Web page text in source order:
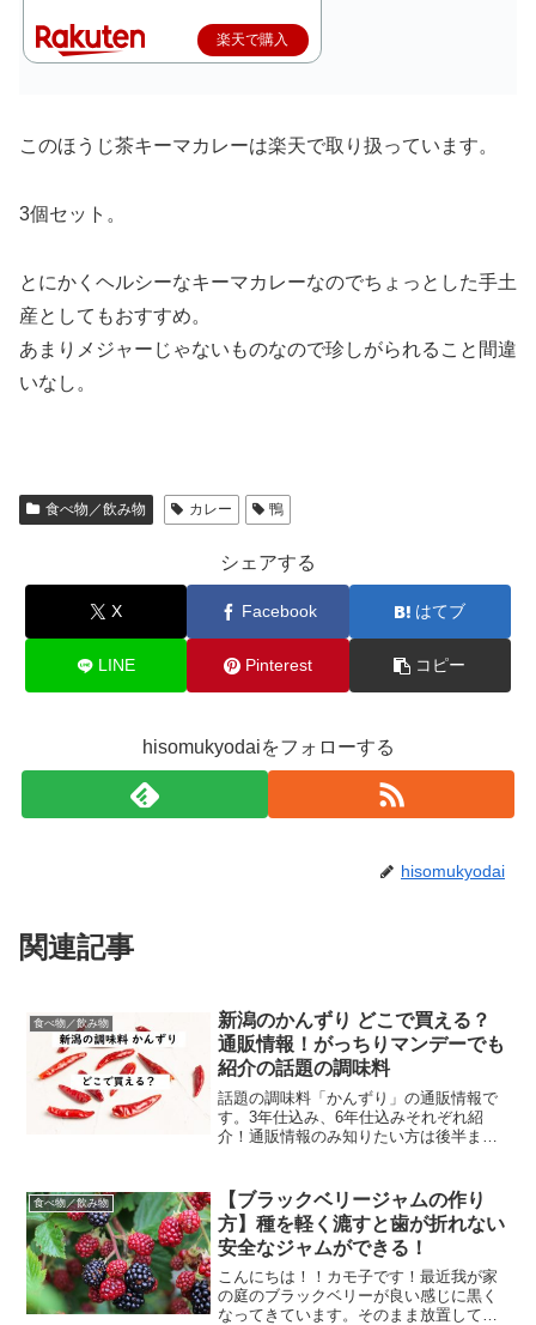
楽天で購入
このほうじ茶キーマカレーは楽天で取り扱っています。
3個セット。
とにかくヘルシーなキーマカレーなのでちょっとした手土
産としてもおすすめ。
あまりメジャーじゃないものなので珍しがられること間違
いなし。
食べ物／飲み物 カレー 鴨
シェアする
X Facebook はてブ
LINE Pinterest コピー
hisomukyodaiをフォローする
hisomukyodai
関連記事
食べ物／飲み物
新潟のかんずり どこで買える？
通販情報！がっちりマンデーでも
紹介の話題の調味料
話題の調味料「かんずり」の通販情報で
す。3年仕込み、6年仕込みそれぞれ紹
介！通販情報のみ知りたい方は後半まで
味料 かんずりとは？新潟名産かんずり ３
年熟成品 (1本 7...
食べ物／飲み物
【ブラックベリージャムの作り
方】種を軽く漉すと歯が折れない
安全なジャムができる！
こんにちは！！カモ子です！最近我が家
の庭のブラックベリーが良い感じに黒く
なってきています。そのまま放置してい